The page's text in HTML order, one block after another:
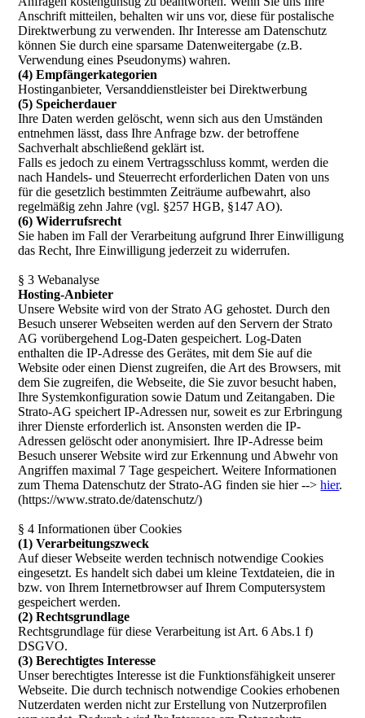
Anschrift mitteilen, behalten wir uns vor, diese für postalische
Direktwerbung zu verwenden. Ihr Interesse am Datenschutz
können Sie durch eine sparsame Datenweitergabe (z.B.
Verwendung eines Pseudonyms) wahren.
(4) Empfängerkategorien
Hostinganbieter, Versanddienstleister bei Direktwerbung
(5) Speicherdauer
Ihre Daten werden gelöscht, wenn sich aus den Umständen
entnehmen lässt, dass Ihre Anfrage bzw. der betroffene
Sachverhalt abschließend geklärt ist.
Falls es jedoch zu einem Vertragsschluss kommt, werden die
nach Handels- und Steuerrecht erforderlichen Daten von uns
für die gesetzlich bestimmten Zeiträume aufbewahrt, also
regelmäßig zehn Jahre (vgl. §257 HGB, §147 AO).
(6) Widerrufsrecht
Sie haben im Fall der Verarbeitung aufgrund Ihrer Einwilligung
das Recht, Ihre Einwilligung jederzeit zu widerrufen.
§ 3 Webanalyse
Hosting-Anbieter
Unsere Website wird von der Strato AG gehostet. Durch den
Besuch unserer Webseiten werden auf den Servern der Strato
AG vorübergehend Log-Daten gespeichert. Log-Daten
enthalten die IP-Adresse des Gerätes, mit dem Sie auf die
Website oder einen Dienst zugreifen, die Art des Browsers, mit
dem Sie zugreifen, die Webseite, die Sie zuvor besucht haben,
Ihre Systemkonfiguration sowie Datum und Zeitangaben. Die
Strato-AG speichert IP-Adressen nur, soweit es zur Erbringung
ihrer Dienste erforderlich ist. Ansonsten werden die IP-
Adressen gelöscht oder anonymisiert. Ihre IP-Adresse beim
Besuch unserer Website wird zur Erkennung und Abwehr von
Angriffen maximal 7 Tage gespeichert. Weitere Informationen
zum Thema Datenschutz der Strato-AG finden sie hier -->hier.
(https://www.strato.de/datenschutz/)
§ 4 Informationen über Cookies
(1) Verarbeitungszweck
Auf dieser Webseite werden technisch notwendige Cookies
eingesetzt. Es handelt sich dabei um kleine Textdateien, die in
bzw. von Ihrem Internetbrowser auf Ihrem Computersystem
gespeichert werden.
(2) Rechtsgrundlage
Rechtsgrundlage für diese Verarbeitung ist Art. 6 Abs.1 f)
DSGVO.
(3) Berechtigtes Interesse
Unser berechtigtes Interesse ist die Funktionsfähigkeit unserer
Webseite. Die durch technisch notwendige Cookies erhobenen
Nutzerdaten werden nicht zur Erstellung von Nutzerprofilen